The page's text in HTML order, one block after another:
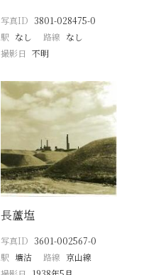
写真ID 3801-028475-0
駅 なし 路線 なし
撮影日 不明
長蘆塩
写真ID 3601-002567-0
駅 塘沽 路線 京山線